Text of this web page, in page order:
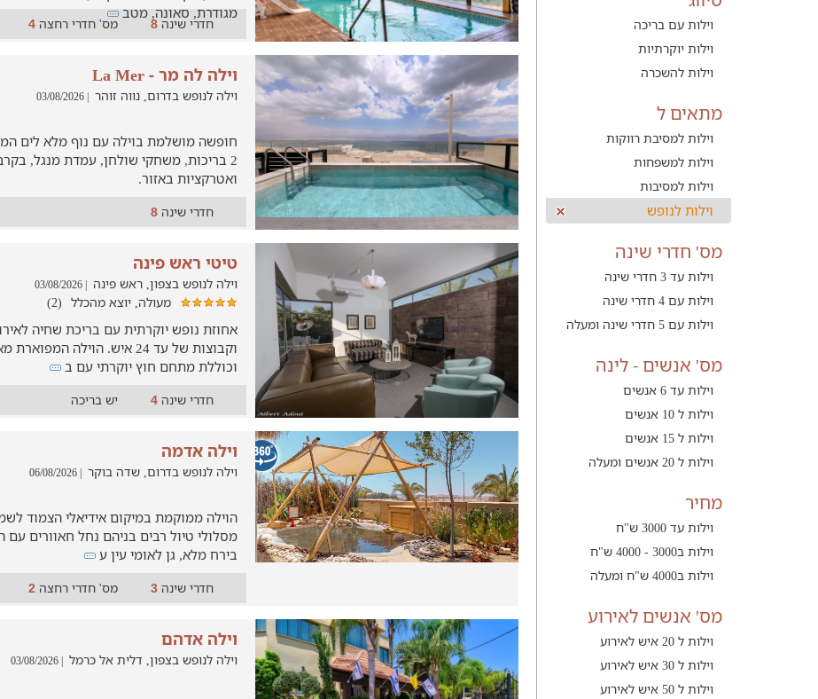
וילות עם בריכה
וילות יוקרתיות
וילות להשכרה
מתאים ל
וילות למסיבת רווקות
וילות למשפחות
וילות למסיבות
וילות לנופש
מס' חדרי שינה
וילות עד 3 חדרי שינה
וילות עם 4 חדרי שינה
וילות עם 5 חדרי שינה ומעלה
מס' אנשים - לינה
וילות עד 6 אנשים
וילות ל 10 אנשים
וילות ל 15 אנשים
וילות ל 20 אנשים ומעלה
מחיר
וילות עד 3000 ש"ח
וילות ב3000 - 4000 ש"ח
וילות ב4000 ש"ח ומעלה
מס' אנשים לאירוע
וילות ל 20 איש לאירוע
וילות ל 30 איש לאירוע
וילות ל 50 איש לאירוע
מגודרת, סאונה, מטב
חדרי שינה8 מס' חדרי רחצה4
וילה לה מר - La Mer
וילה לנופש בדרום, נווה זוהר | 03/08/2026
חופשה מושלמת בוילה עם נוף מלא לים
2 בריכות, משחקי שולחן, עמדת מנגל,
ואטרקציות באזור.
חדרי שינה8
טיטי ראש פינה
וילה לנופש בצפון, ראש פינה | 03/08/2026
מעולה, יוצא מהכלל (2)
אחוזת נופש יוקרתית עם בריכת שחיה
וקבוצות של עד 24 איש. הוילה
וכוללת מתחם חוץ יוקרתי עם ב
חדרי שינה4 יש בריכה
וילה אדמה
וילה לנופש בדרום, שדה בוקר | 06/08/2026
הוילה ממוקמת במיקום אידיאלי הצמוד
מסלולי טיול רבים בניהם נחל חאוורים עם
בירח מלא, גן לאומי עין ע
חדרי שינה3 מס' חדרי רחצה2
וילה אדהם
וילה לנופש בצפון, דלית אל כרמל | 03/08/2026